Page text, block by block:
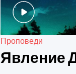
Проповеди
Явление